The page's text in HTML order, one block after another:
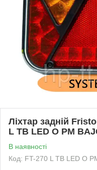
Ліхтар задній
L TB LED O PM
В наявності
Код: FT-270 L TB LED O